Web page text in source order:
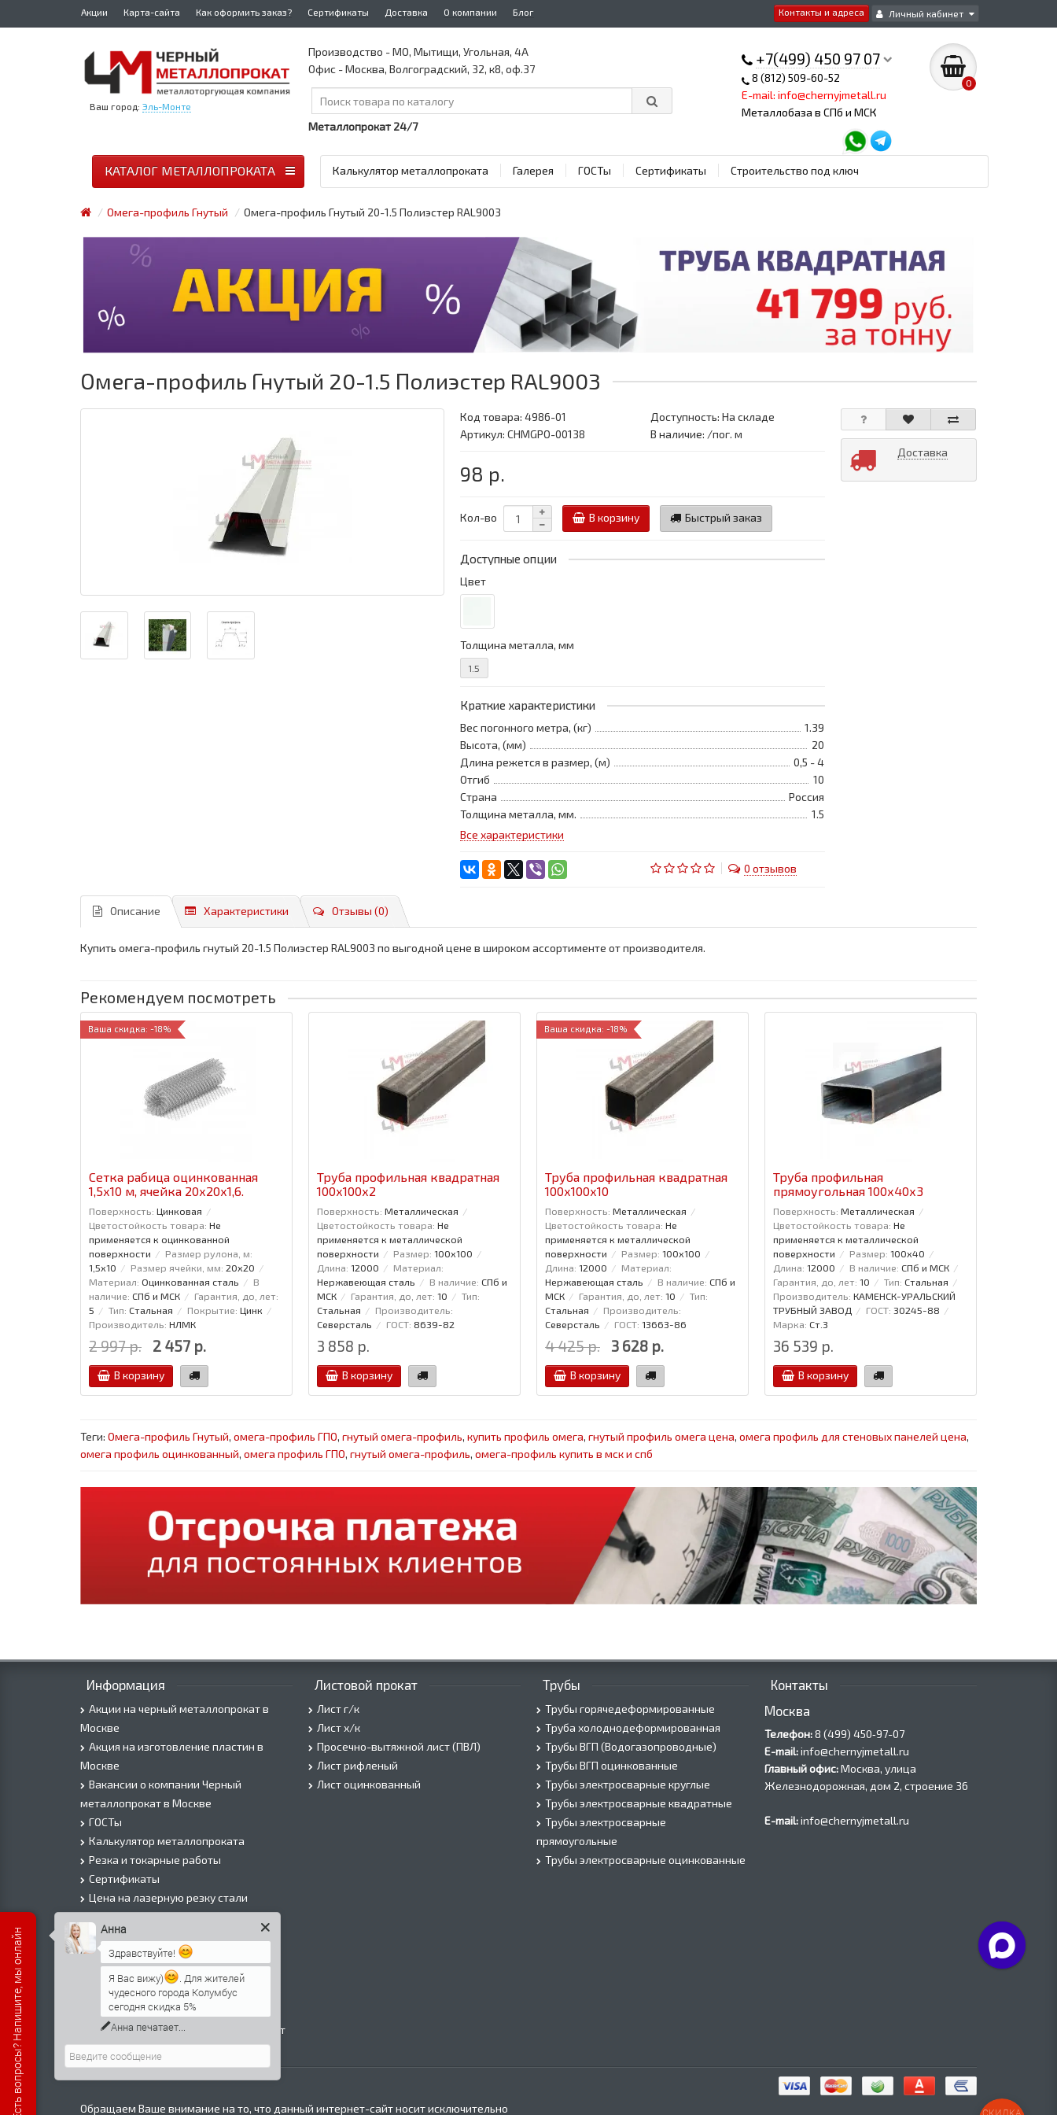
Контакты и адреса Личный кабинет
Акции Карта-сайта Как оформить заказ? Сертификаты Доставка О компании Блог
Ваш город: Эль-Монте
+7(499) 450 97 07
8 (812) 509-60-52
E-mail: info@chernyjmetall.ru
Металлобаза в СПб и МСК
0
Производство - МО, Мытищи, Угольная, 4А
Офис - Москва, Волгоградский, 32, к8, оф.37
Металлопрокат 24/7
Калькулятор металлопроката Галерея ГОСТы Сертификаты Строительство под ключ
КАТАЛОГ МЕТАЛЛОПРОКАТА
Омега-профиль Гнутый Омега-профиль Гнутый 20-1.5 Полиэстер RAL9003
Омега-профиль Гнутый 20-1.5 Полиэстер RAL9003
Код товара:4986-01
Доступность: На складе
Артикул: CHMGPO-00138
В наличие: /пог. м
98 р.
Кол-во В корзину Быстрый заказ
Доступные опции
Цвет
Толщина металла, мм
1.5
Краткие характеристики
Вес погонного метра, (кг)
1.39
Высота, (мм)
20
Длина режется в размер, (м)
0,5 - 4
Отгиб
10
Страна
Россия
Толщина металла, мм.
1.5
Все характеристики
0 отзывов
Доставка
Описание Характеристики Отзывы (0)
Купить омега-профиль гнутый 20-1.5 Полиэстер RAL9003 по выгодной цене в широком ассортименте от производителя.
Рекомендуем посмотреть
Ваша скидка: -18%
Сетка рабица оцинкованная
1,5x10 м, ячейка 20x20x1,6.
Поверхность: Цинковая
Цветостойкость товара: Не
применяется к оцинкованной
поверхности
Размер рулона, м:
1,5x10
Размер ячейки, мм: 20x20
Материал: Оцинкованная сталь
В
наличие: СПб и МСК
Гарантия, до, лет:
5
Тип: Стальная Покрытие: Цинк
Производитель: НЛМК
2 997 р. 2 457 р.
В корзину
Труба профильная квадратная
100x100x2
Поверхность: Металлическая
Цветостойкость товара: Не
применяется к металлической
поверхности
Размер: 100x100
Длина: 12000
Материал:
Нержавеющая сталь
В наличие: СПб и
МСК
Гарантия, до, лет: 10
Тип:
Стальная
Производитель:
Северсталь
ГОСТ: 8639-82
3 858 р.
В корзину
Ваша скидка: -18%
Труба профильная квадратная
100x100x10
Поверхность: Металлическая
Цветостойкость товара: Не
применяется к металлической
поверхности
Размер: 100x100
Длина: 12000
Материал:
Нержавеющая сталь
В наличие: СПб и
МСК
Гарантия, до, лет: 10
Тип:
Стальная
Производитель:
Северсталь
ГОСТ: 13663-86
4 425 р. 3 628 р.
В корзину
Труба профильная
прямоугольная 100x40x3
Поверхность: Металлическая
Цветостойкость товара: Не
применяется к металлической
поверхности
Размер: 100x40
Длина: 12000 В наличие: СПб и МСК
Гарантия, до, лет: 10 Тип: Стальная
Производитель: КАМЕНСК-УРАЛЬСКИЙ
ТРУБНЫЙ ЗАВОД
ГОСТ: 30245-88
Марка: Ст.3
36 539 р.
В корзину
Теги: Омега-профиль Гнутый, омега-профиль ГПО, гнутый омега-профиль, купить профиль омега, гнутый профиль омега цена, омега профиль для стеновых панелей цена,
омега профиль оцинкованный, омега профиль ГПО, гнутый омега-профиль, омега-профиль купить в мск и спб
Информация
Акции на черный металлопрокат в
Москве
Акция на изготовление пластин в
Москве
Вакансии о компании Черный
металлопрокат в Москве
ГОСТы
Калькулятор металлопроката
Резка и токарные работы
Сертификаты
Цена на лазерную резку стали
Цена на плазменую резку стали
Цена на резку газом или болгаркой
О Компании
Информация о доставке
Политика безопасности
Контакты
Прайс лист на черный металлопрокат
в Москве
Листовой прокат
Лист г/к
Лист х/к
Просечно-вытяжной лист (ПВЛ)
Лист рифленый
Лист оцинкованный
Трубы
Трубы горячедеформированные
Труба холоднодеформированная
Трубы ВГП (Водогазопроводные)
Трубы ВГП оцинкованные
Трубы электросварные круглые
Трубы электросварные квадратные
Трубы электросварные
прямоугольные
Трубы электросварные оцинкованные
Контакты
Москва
Телефон:8 (499) 450‑97-07
E-mail:info@chernyjmetall.ru
Главный офис:Москва, улица
Железнодорожная, дом 2, строение 36
E-mail:info@chernyjmetall.ru
Обращаем Ваше внимание на то, что данный интернет-сайт носит исключительно СКИДКА
Есть вопросы? Напишите, мы онлайн Анна
Здравствуйте!
Я Вас вижу)
. Для жителей
чудесного города Колумбус
сегодня скидка 5%
Анна печатает...